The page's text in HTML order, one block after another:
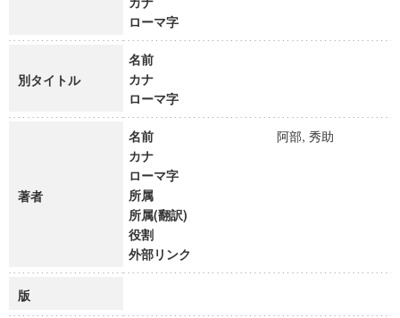
ローマ字
別タイトル
名前
カナ
ローマ字
著者
名前
阿部, 秀助
カナ
ローマ字
所属
所属(翻訳)
役割
外部リンク
版